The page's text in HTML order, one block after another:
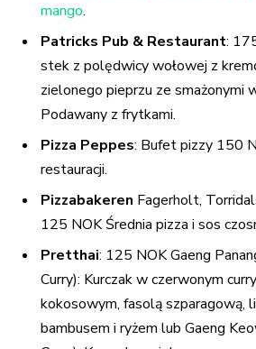
mango.
Patricks Pub & Restaurant:
stek z polędwicy wołowej z
zielonego pieprzu ze smażonymi
Podawany z frytkami.
Pizza Peppes: Bufet pizzy 150
restauracji.
Pizzabakeren Fagerholt,
125 NOK Średnia pizza i sos
Pretthai: 125 NOK Gaeng
Curry): Kurczak w czerwonym
kokosowym, fasolą szparagową,
bambusem i ryżem lub Gaeng